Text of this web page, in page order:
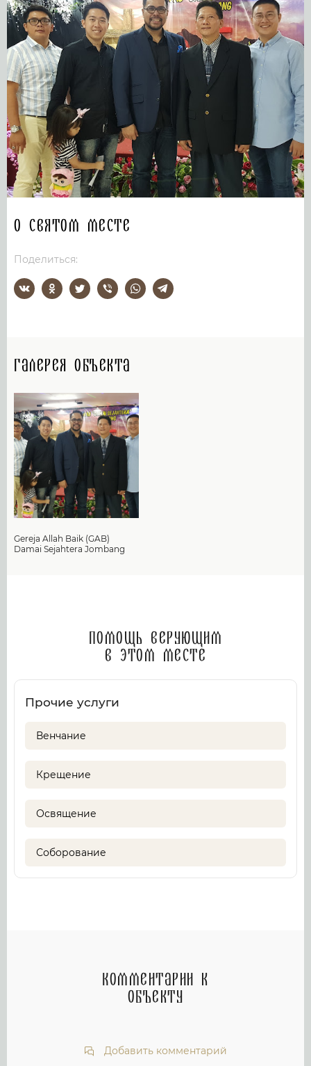
О святом месте
Поделиться:
Галерея объекта
Gereja Allah Baik (GAB)
Damai Sejahtera Jombang
Помощь верующим
в этом месте
Прочие услуги
Венчание
Крещение
Освящение
Соборование
Комментарии к
объекту
Добавить комментарий